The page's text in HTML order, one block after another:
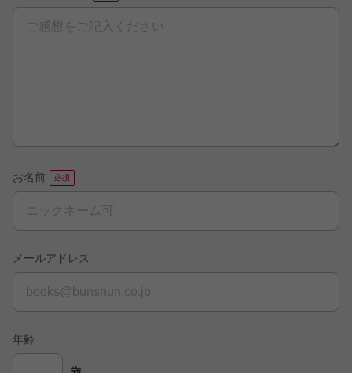
お名前
メールアドレス
年齢